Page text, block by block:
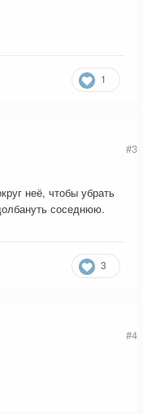
1
#3
неё, чтобы убрать
соседнюю.
3
#4